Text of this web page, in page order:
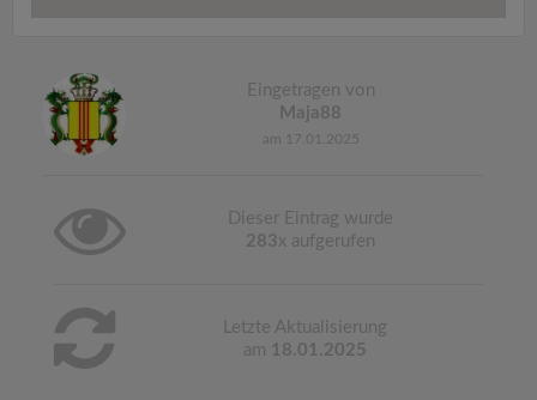
Eingetragen von
Maja88
am 17.01.2025
Dieser Eintrag wurde
283x aufgerufen
Letzte Aktualisierung
am 18.01.2025